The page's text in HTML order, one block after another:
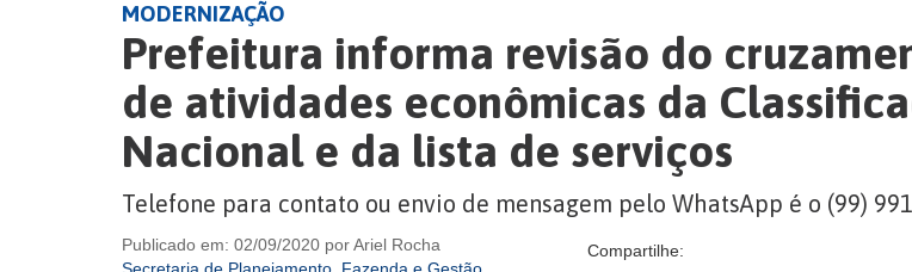
MODERNIZAÇÃO
Prefeitura informa revisão do
de atividades econômicas da
Nacional e da lista de serviços
Telefone para contato ou envio de mensagem pelo WhatsApp é o (99)
Publicado em: 02/09/2020 por Ariel Rocha
Compartilhe: